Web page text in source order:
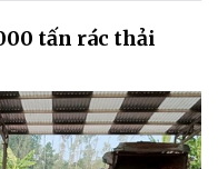
tấn rác thải